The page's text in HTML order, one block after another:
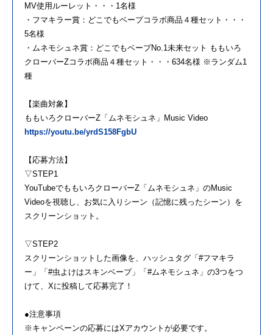
MV使用ルーレット・・・1名様
・フマキラー賞：どこでもベープコラボ商品４種セット・・・
5名様
・ムネモシュネ賞：どこでもベープNo.1未来セット ももいろ
クローバーZコラボ商品４種セット・・・634名様 ※ランダム1
種
【楽曲対象】
ももいろクローバーZ「ムネモシュネ」Music Video
https://youtu.be/yrdS158FgbU
【応募方法】
▽STEP1
YouTubeでももいろクローバーZ「ムネモシュネ」のMusic
Videoを視聴し、お気に入りシーン（記憶に残ったシーン）を
スクリーンショット。
▽STEP2
スクリーンショットした画像を、ハッシュタグ「#フマキラ
ー」「#虫よけはスキンベープ」「#ムネモシュネ」の3つをつ
けて、Xに投稿して応募完了！
●注意事項
※キャンペーンの応募にはXアカウントが必要です。